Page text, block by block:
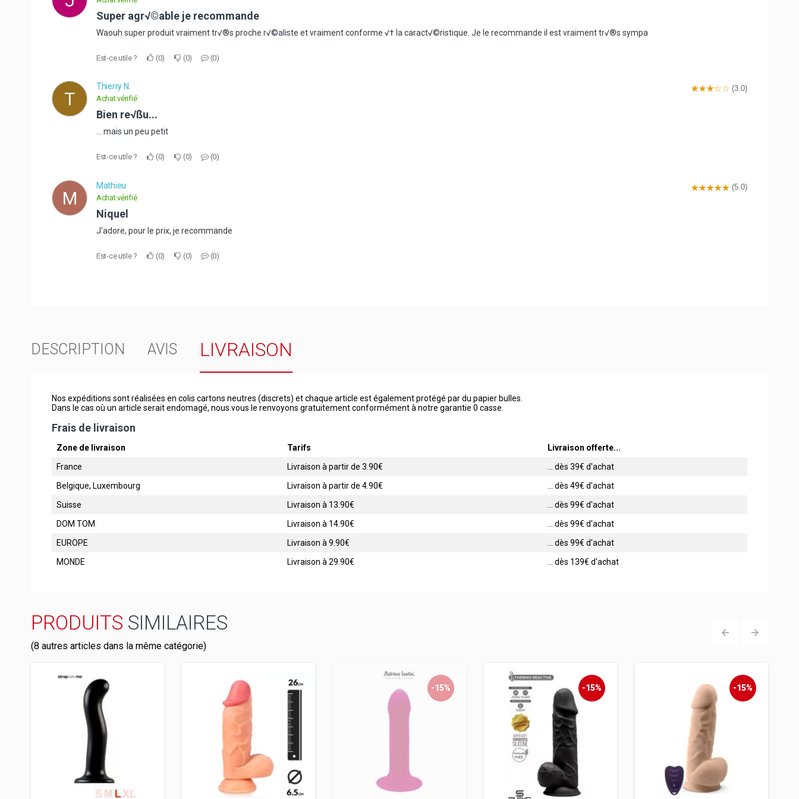
Super agr√©able je recommande
Waouh super produit vraiment tr√®s proche r√©aliste et vraiment conforme √† la caract√©ristique. Je le recommande il est vraiment tr√®s sympa
Est-ce utile ? 0 0 0
T
Thierry N.
Achat vérifié
(3.0)
Bien re√ßu...
... mais un peu petit
Est-ce utile ? 0 0 0
M
Mathieu
Achat vérifié
(5.0)
Niquel
J'adore, pour le prix, je recommande
Est-ce utile ? 0 0 0
DESCRIPTION AVIS LIVRAISON
Nos expéditions sont réalisées en colis cartons neutres (discrets) et chaque article est également protégé par du papier bulles.
Dans le cas où un article serait endomagé, nous vous le renvoyons gratuitement conformément à notre garantie 0 casse.
Frais de livraison
Zone de livraison Tarifs
Livraison offerte...
France
Livraison à partir de 3.90€
... dès 39€ d'achat
Belgique, Luxembourg
Livraison à partir de 4.90€
... dès 49€ d'achat
Suisse
Livraison à 13.90€
... dès 99€ d'achat
DOM TOM
Livraison à 14.90€
... dès 99€ d'achat
EUROPE
Livraison à 9.90€
... dès 99€ d'achat
MONDE
Livraison à 29.90€ ... dès 139€ d'achat
PRODUITS SIMILAIRES
(8 autres articles dans la même catégorie)
-15% -15% -15%